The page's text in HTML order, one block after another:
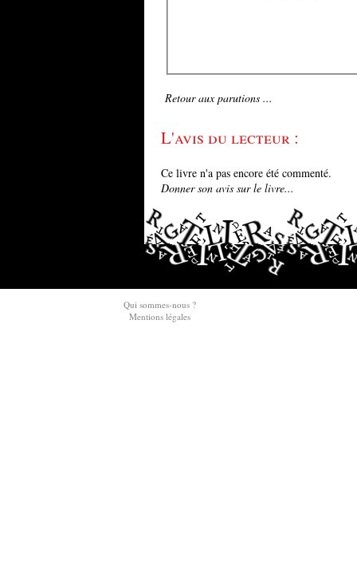
Retour aux parutions ...
L'avis du lecteur :
Ce livre n'a pas encore été commenté.
Donner son avis sur le livre...
Qui sommes-nous ?
Mentions légales